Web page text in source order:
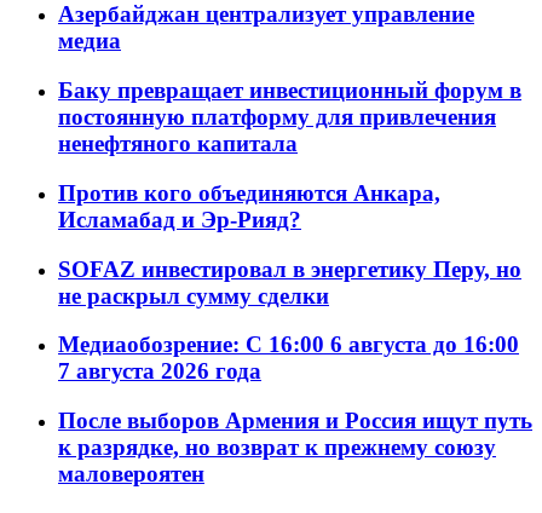
Азербайджан централизует управление
медиа
Баку превращает инвестиционный форум в
постоянную платформу для привлечения
ненефтяного капитала
Против кого объединяются Анкара,
Исламабад и Эр-Рияд?
SOFAZ инвестировал в энергетику Перу, но
не раскрыл сумму сделки
Медиаобозрение: С 16:00 6 августа до 16:00
7 августа 2026 года
После выборов Армения и Россия ищут путь
к разрядке, но возврат к прежнему союзу
маловероятен